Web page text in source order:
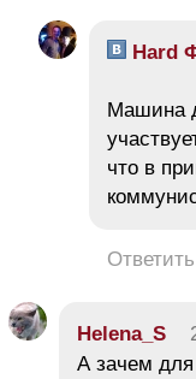
Hard
Машина
что в
Ответить
Helena_S
А зачем